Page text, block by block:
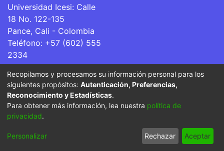
Universidad Icesi: Calle
18 No. 122-135
Pance, Cali - Colombia
Teléfono: +57 (602) 555
2334
ventanillaunica@icesi.edu.co
La Universidad Icesi es una Institución de Educación
Superior que se encuentra sujeta a inspección y vigilancia
por parte del Ministerio de Educación Nacional.
Cookie
End User
Agreement
Send
Feedback
Recopilamos y procesamos su información personal para los
siguientes propósitos: Autenticación, Preferencias,
Reconocimiento y Estadísticas.
Para obtener más información, lea nuestra política de
privacidad.
Personalizar Rechazar Aceptar